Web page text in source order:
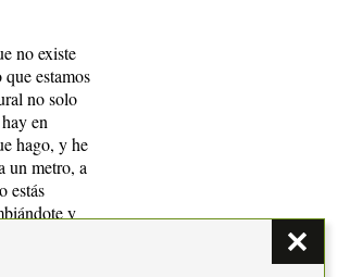
no existe
estamos
no solo
en
hago, y he
un metro, a
estás
y
esa
de